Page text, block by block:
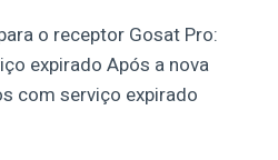
o receptor Gosat Pro:
expirado Após a nova
com serviço expirado